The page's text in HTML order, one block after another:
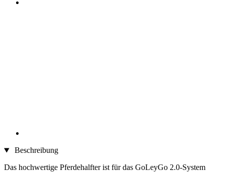
Beschreibung
Das hochwertige Pferdehalfter ist für das GoLeyGo 2.0-System